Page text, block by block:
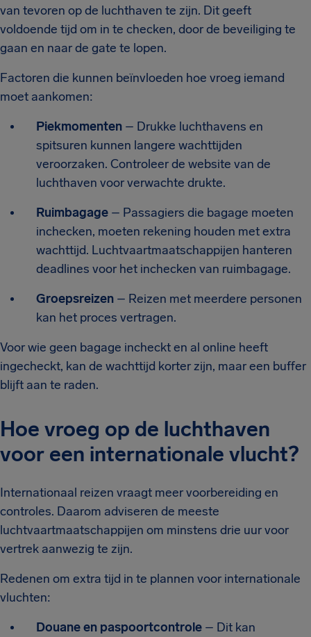
van tevoren op de luchthaven te zijn. Dit geeft
voldoende tijd om in te checken, door de beveiliging te
gaan en naar de gate te lopen.
Factoren die kunnen beïnvloeden hoe vroeg iemand
moet aankomen:
Piekmomenten – Drukke luchthavens en
spitsuren kunnen langere wachttijden
veroorzaken. Controleer de website van de
luchthaven voor verwachte drukte.
Ruimbagage – Passagiers die bagage moeten
inchecken, moeten rekening houden met extra
wachttijd. Luchtvaartmaatschappijen hanteren
deadlines voor het inchecken van ruimbagage.
Groepsreizen – Reizen met meerdere personen
kan het proces vertragen.
Voor wie geen bagage incheckt en al online heeft
ingecheckt, kan de wachttijd korter zijn, maar een buffer
blijft aan te raden.
Hoe vroeg op de luchthaven
voor een internationale vlucht?
Internationaal reizen vraagt meer voorbereiding en
controles. Daarom adviseren de meeste
luchtvaartmaatschappijen om minstens drie uur voor
vertrek aanwezig te zijn.
Redenen om extra tijd in te plannen voor internationale
vluchten:
Douane en paspoortcontrole – Dit kan